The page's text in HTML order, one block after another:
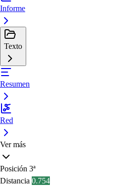
Informe
Texto
Resumen
Red
Ver más
Posición 3ª
Distancia 0.754